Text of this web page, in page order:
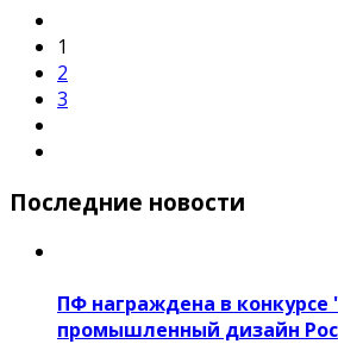
1
2
3
Последние новости
ПФ награждена в
промышленный дизайн